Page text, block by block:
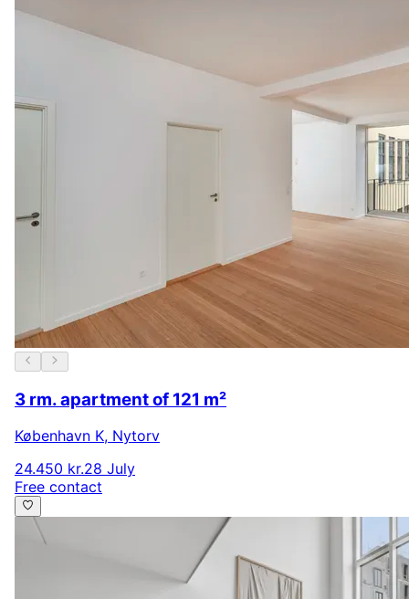
3 rm. apartment of 121 m²
København K, Nytorv
24.450 kr.28 July
Free contact